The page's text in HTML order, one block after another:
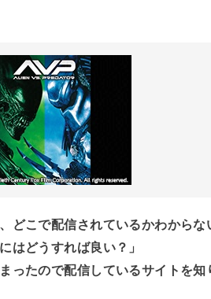
どこで配信されているかわからな
はどうすれば良い？」
ったので配信しているサイトを知